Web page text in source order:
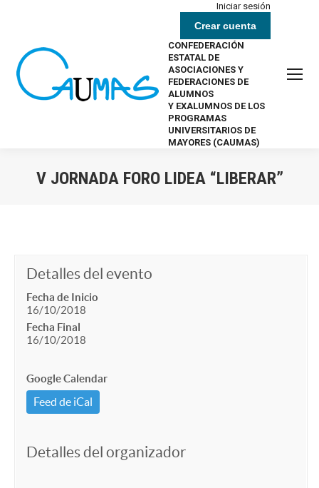
Iniciar sesión
Crear cuenta
CONFEDERACIÓN
ESTATAL DE
ASOCIACIONES Y
FEDERACIONES DE
ALUMNOS
Y EXALUMNOS DE LOS
PROGRAMAS
UNIVERSITARIOS DE
MAYORES (CAUMAS)
V JORNADA FORO LIDEA “LIBERAR”
Detalles del evento
Fecha de Inicio
16/10/2018
Fecha Final
16/10/2018
Google Calendar
Feed de iCal
Detalles del organizador